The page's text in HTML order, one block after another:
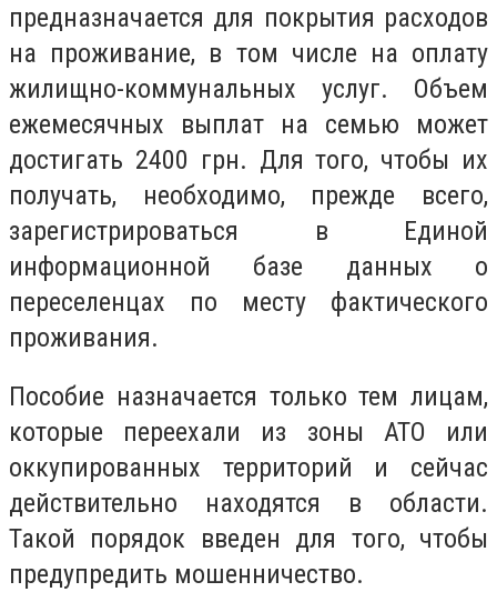
предназначается для покрытия расходов
на проживание, в том числе на оплату
жилищно-коммунальных услуг. Объем
ежемесячных выплат на семью может
достигать 2400 грн. Для того, чтобы их
получать, необходимо, прежде всего,
зарегистрироваться в Единой
информационной базе данных о
переселенцах по месту фактического
проживания.
Пособие назначается только тем лицам,
которые переехали из зоны АТО или
оккупированных территорий и сейчас
действительно находятся в области.
Такой порядок введен для того, чтобы
предупредить мошенничество.